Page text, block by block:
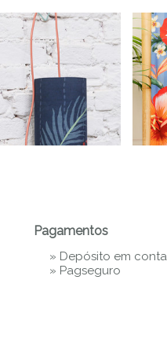
Pagamentos
» Depósito em conta
» Pagseguro